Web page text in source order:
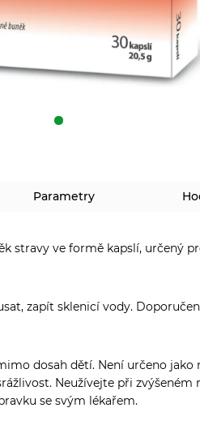
Parametry
stravy ve formě kapslí, určený
zapít sklenicí vody.
dosah dětí. Není určeno
Neužívejte při
se svým lékařem.